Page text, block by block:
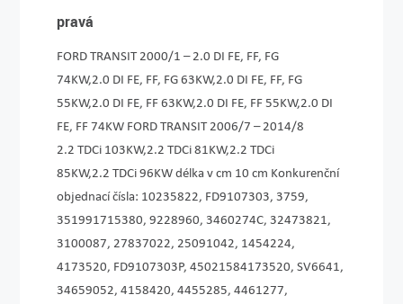
pravá
FORD TRANSIT 2000/1 – 2.0 DI FE, FF, FG
74KW,2.0 DI FE, FF, FG 63KW,2.0 DI FE, FF, FG
55KW,2.0 DI FE, FF 63KW,2.0 DI FE, FF 55KW,2.0 DI
FE, FF 74KW FORD TRANSIT 2006/7 – 2014/8
2.2 TDCi 103KW,2.2 TDCi 81KW,2.2 TDCi
85KW,2.2 TDCi 96KW délka v cm 10 cm Konkurenční
objednací čísla: 10235822, FD9107303, 3759,
351991715380, 9228960, 3460274C, 32473821,
3100087, 27837022, 25091042, 1454224,
4173520, FD9107303P, 45021584173520, SV6641,
34659052, 4158420, 4455285, 4461277,